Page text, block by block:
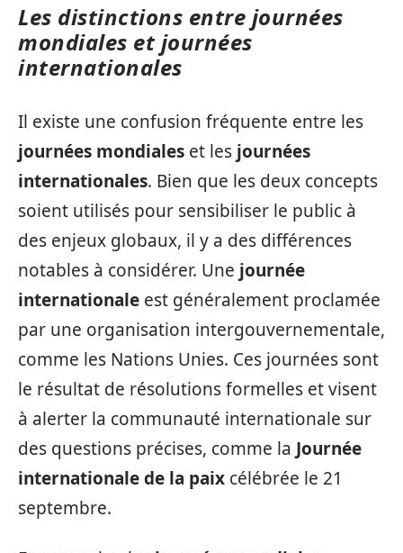
Les distinctions entre journées
mondiales et journées
internationales
Il existe une confusion fréquente entre les
journées mondiales et les journées
internationales. Bien que les deux concepts
soient utilisés pour sensibiliser le public à
des enjeux globaux, il y a des différences
notables à considérer. Une journée
internationale est généralement proclamée
par une organisation intergouvernementale,
comme les Nations Unies. Ces journées sont
le résultat de résolutions formelles et visent
à alerter la communauté internationale sur
des questions précises, comme la Journée
internationale de la paix célébrée le 21
septembre.